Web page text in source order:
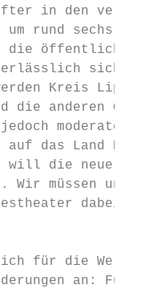
in den
um
öffen­tliche
Kreis
die anderen
moderater
das Land
die neue
Wir müssen
sich für die Welt
an: Für